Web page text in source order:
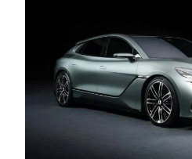
Τεχνολογία
Mobility
Σταθμοί φόρτισης